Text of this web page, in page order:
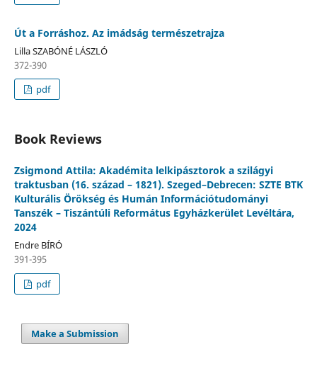
Út a Forráshoz. Az imádság természetrajza
Lilla SZABÓNÉ LÁSZLÓ
372-390
pdf
Book Reviews
Zsigmond Attila: Akadémita lelkipásztorok a szilágyi
traktusban (16. század – 1821). Szeged–Debrecen: SZTE BTK
Kulturális Örökség és Humán Információtudományi
Tanszék – Tiszántúli Református Egyházkerület Levéltára,
2024
Endre BÍRÓ
391-395
pdf
Make a Submission